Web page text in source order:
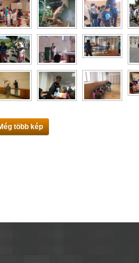
több kép